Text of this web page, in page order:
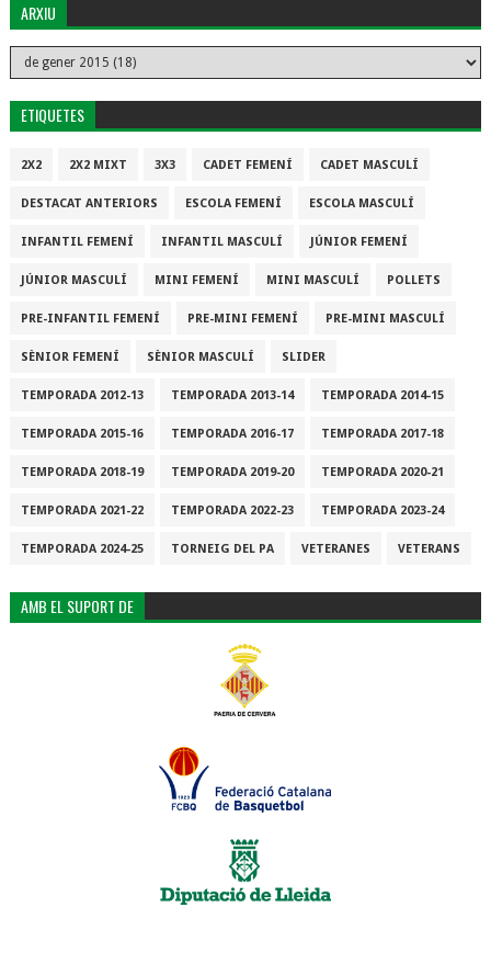
ARXIU
ETIQUETES
2X2 2X2 MIXT 3X3 CADET FEMENÍ CADET MASCULÍ
DESTACAT ANTERIORS ESCOLA FEMENÍ ESCOLA MASCULÍ
INFANTIL FEMENÍ INFANTIL MASCULÍ JÚNIOR FEMENÍ
JÚNIOR MASCULÍ MINI FEMENÍ MINI MASCULÍ POLLETS
PRE-INFANTIL FEMENÍ PRE-MINI FEMENÍ PRE-MINI MASCULÍ
SÈNIOR FEMENÍ SÈNIOR MASCULÍ SLIDER
TEMPORADA 2012-13 TEMPORADA 2013-14 TEMPORADA 2014-15
TEMPORADA 2015-16 TEMPORADA 2016-17 TEMPORADA 2017-18
TEMPORADA 2018-19 TEMPORADA 2019-20 TEMPORADA 2020-21
TEMPORADA 2021-22 TEMPORADA 2022-23 TEMPORADA 2023-24
TEMPORADA 2024-25 TORNEIG DEL PA VETERANES VETERANS
AMB EL SUPORT DE